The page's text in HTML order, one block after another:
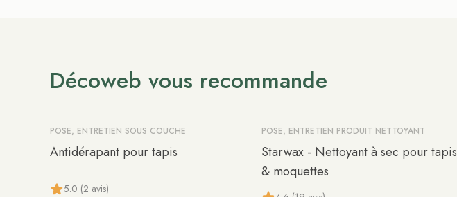
Décoweb vous recommande
POSE, ENTRETIEN SOUS COUCHE
Antidérapant pour tapis
5.0 (2 avis)
POSE, ENTRETIEN PRODUIT NETTOYANT
Starwax - Nettoyant à sec pour tapis
& moquettes